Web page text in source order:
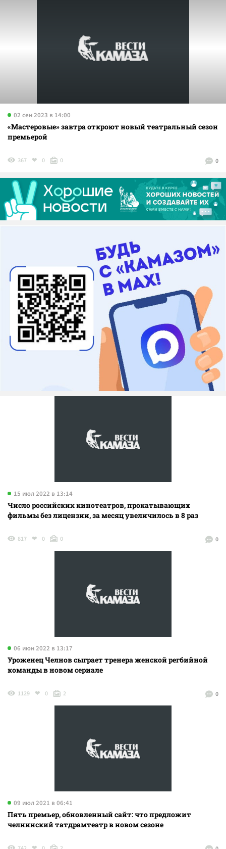
02 сен 2023 в 14:00
«Мастеровые» завтра откроют новый театральный сезон
премьерой
0
367 0 0
15 июл 2022 в 13:14
Число российских кинотеатров, прокатывающих
фильмы без лицензии, за месяц увеличилось в 8 раз
0
817 0 0
06 июн 2022 в 13:17
Уроженец Челнов сыграет тренера женской регбийной
команды в новом сериале
0
1129 0 2
09 июл 2021 в 06:41
Пять премьер, обновленный сайт: что предложит
челнинский татдрамтеатр в новом сезоне